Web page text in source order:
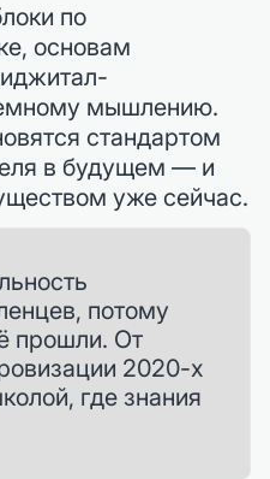
по
основам
мышлению.
стандартом
в будущем — и
уже сейчас.
потому
прошли. От
2020-х
где знания